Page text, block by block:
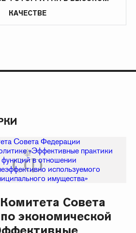
КАЧЕСТВЕ
Совета
экономической